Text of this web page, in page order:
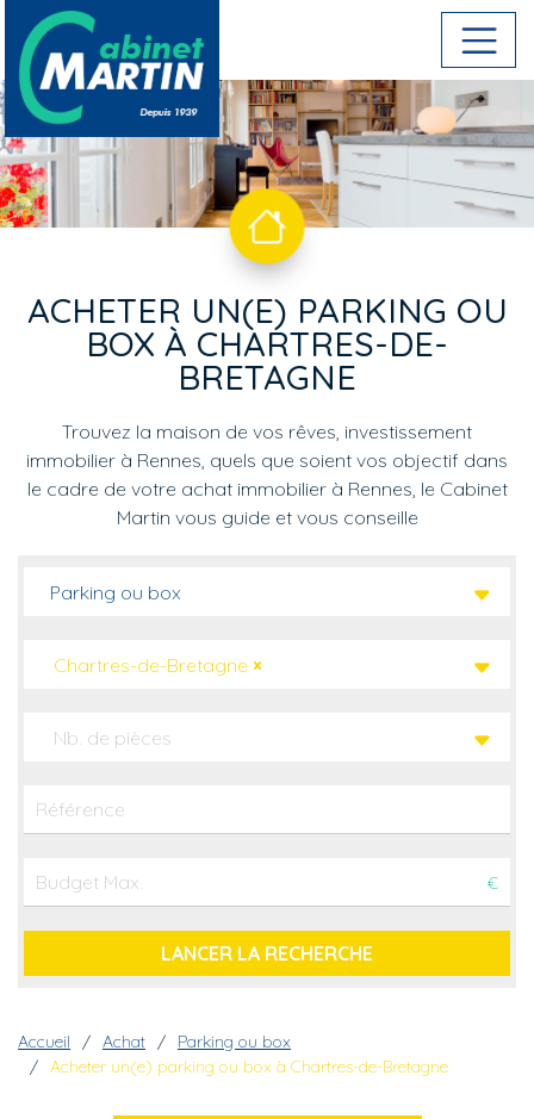
Aller au contenu principal
ACHETER UN(E) PARKING OU
BOX À CHARTRES-DE-
BRETAGNE
Trouvez la maison de vos rêves, investissement
immobilier à Rennes, quels que soient vos objectif dans
le cadre de votre achat immobilier à Rennes, le Cabinet
Martin vous guide et vous conseille
Parking ou box
×
Chartres-de-Bretagne
Nb. de pièces
€
Fil d'Ariane
Accueil Achat
Parking ou box
Acheter un(e) parking ou box à Chartres-de-Bretagne